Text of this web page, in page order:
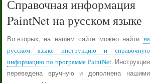
Справочная информация
PaintNet на русском языке
Во-вторых, на нашем сайте можно найти на
русском языке инструкцию и справочную
информацию по программе PaintNet. Инструкция
переведена вручную и дополнена нашими